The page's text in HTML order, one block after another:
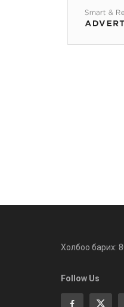
Холбоо барих:
Follow Us